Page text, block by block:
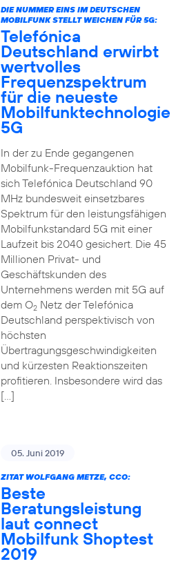
DIE NUMMER EINS IM DEUTSCHEN
MOBILFUNK STELLT WEICHEN FÜR 5G:
Telefónica
Deutschland erwirbt
wertvolles
Frequenzspektrum
für die neueste
Mobilfunktechnologie
5G
In der zu Ende gegangenen
Mobilfunk-Frequenzauktion hat
sich Telefónica Deutschland 90
MHz bundesweit einsetzbares
Spektrum für den leistungsfähigen
Mobilfunkstandard 5G mit einer
Laufzeit bis 2040 gesichert. Die 45
Millionen Privat- und
Geschäftskunden des
Unternehmens werden mit 5G auf
dem O2Netz der Telefónica
Deutschland perspektivisch von
höchsten
Übertragungsgeschwindigkeiten
und kürzesten Reaktionszeiten
profitieren. Insbesondere wird das
[…]
05. Juni 2019
ZITAT WOLFGANG METZE, CCO:
Beste
Beratungsleistung
laut connect
Mobilfunk Shoptest
2019